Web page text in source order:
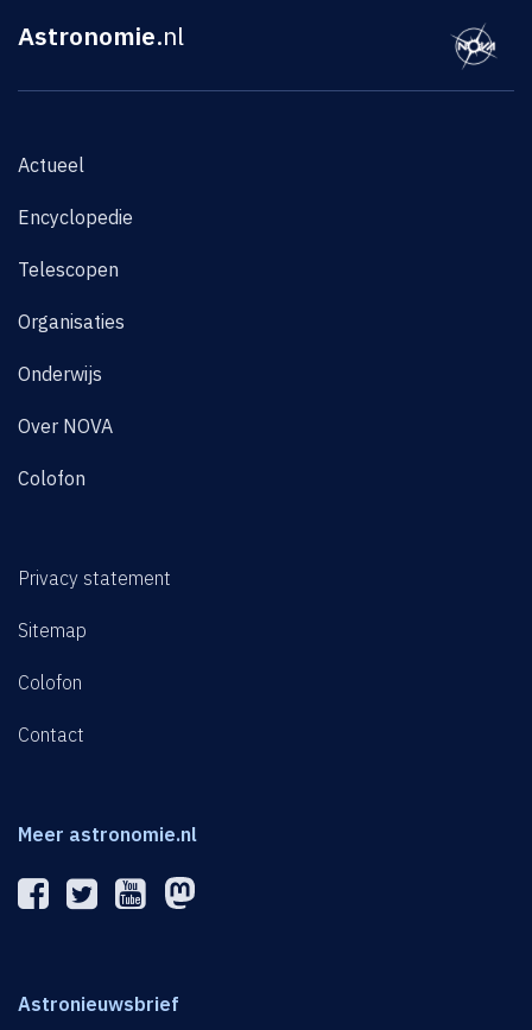
Astronomie.nl
Actueel
Encyclopedie
Telescopen
Organisaties
Onderwijs
Over NOVA
Colofon
Privacy statement
Sitemap
Colofon
Contact
Meer astronomie.nl
Astronieuwsbrief